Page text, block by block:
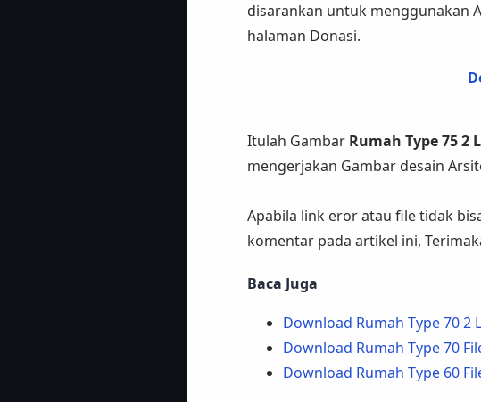
disarankan untuk menggunakan
halaman Donasi.
Itulah Gambar Rumah Type 75 2
mengerjakan Gambar desain
Apabila link eror atau file tidak
komentar pada artikel ini,
Baca Juga
Download Rumah Type 70 2
Download Rumah Type 70
Download Rumah Type 60